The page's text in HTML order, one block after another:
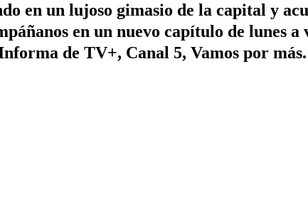
en un lujoso gimasio de la capital y
en un nuevo capítulo de lunes a
de TV+, Canal 5, Vamos por más.